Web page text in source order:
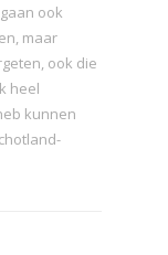
ook
maar
ook die
heel
kunnen